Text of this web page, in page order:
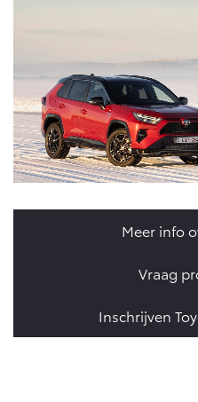
Meer info
Vraag
Inschrijven